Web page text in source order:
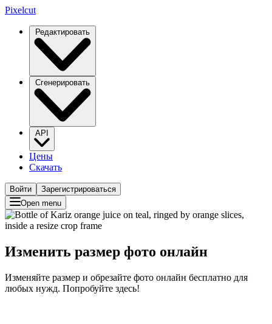
Pixelcut
Редактировать
Сгенерировать
API
Цены
Скачать
Войти
Зарегистрироваться
Open menu
Изменить размер фото онлайн
Изменяйте размер и обрезайте фото онлайн бесплатно для
любых нужд. Попробуйте здесь!